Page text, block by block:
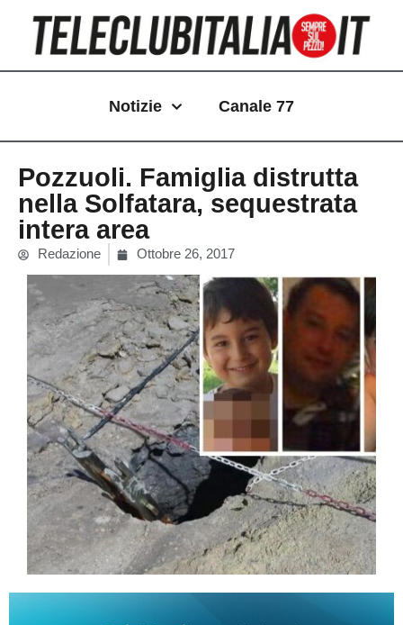
contenuto
Notizie Canale 77
Pozzuoli. Famiglia distrutta
nella Solfatara, sequestrata
intera area
Redazione Ottobre 26, 2017